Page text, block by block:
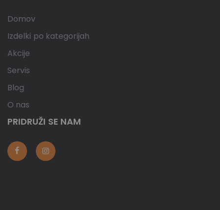
Domov
Izdelki po kategorijah
Akcije
Servis
Blog
O nas
PRIDRUŽI SE NAM